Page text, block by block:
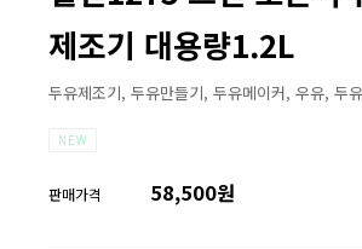
제조기 대용량1.2L
두유제조기, 두유만들기, 두유메이커, 우유, 두유
NEW
판매가격 58,500원